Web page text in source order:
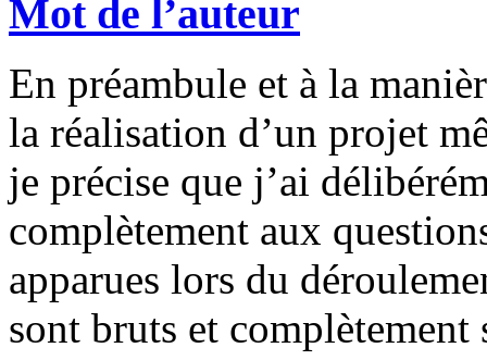
Mot de l’auteur
En préambule et à la
la réalisation d’un projet
je précise que j’ai
complètement aux
apparues lors du
sont bruts et